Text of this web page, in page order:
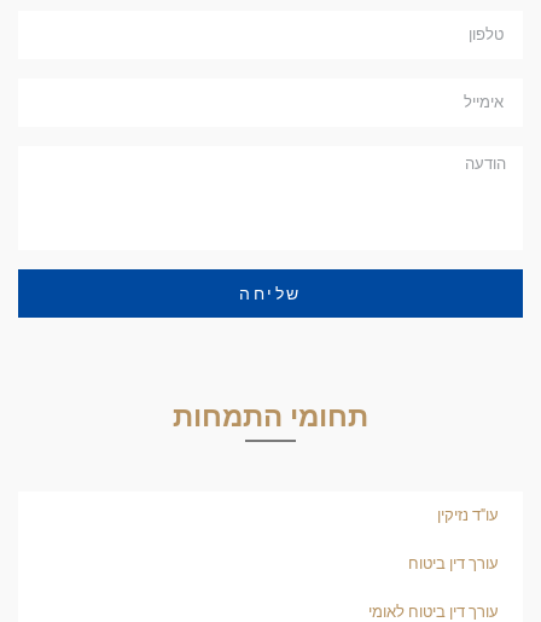
שליחה
תחומי התמחות
עו"ד נזיקין
עורך דין ביטוח
עורך דין ביטוח לאומי